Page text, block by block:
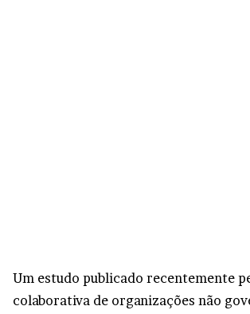
Um estudo publicado recentemente
colaborativa de organizações não